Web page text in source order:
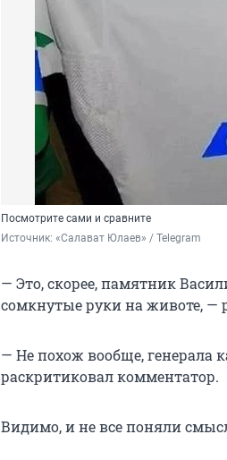
Посмотрите сами и сравните
Источник: «Салават Юлаев» / Telegram
— Это, скорее, памятник
сомкнутые руки на животе, —
— Не похож вообще, генерала
раскритиковал комментатор.
Видимо, и не все поняли